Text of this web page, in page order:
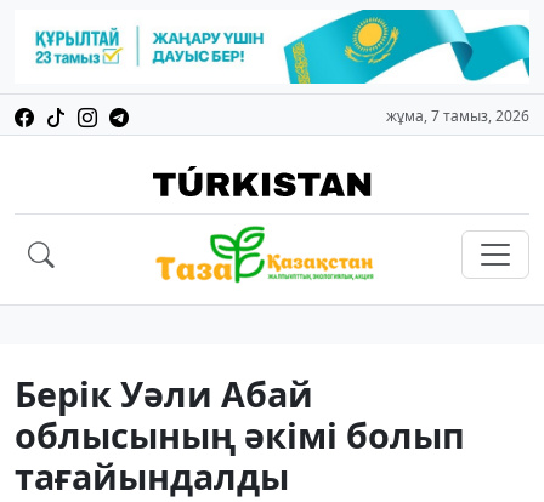
жұма, 7 тамыз, 2026
Берік Уәли Абай
облысының әкімі болып
тағайындалды